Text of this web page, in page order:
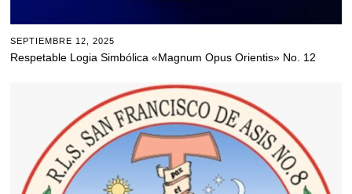
SEPTIEMBRE 12, 2025
Respetable Logia Simbólica «Magnum Opus Orientis» No. 12